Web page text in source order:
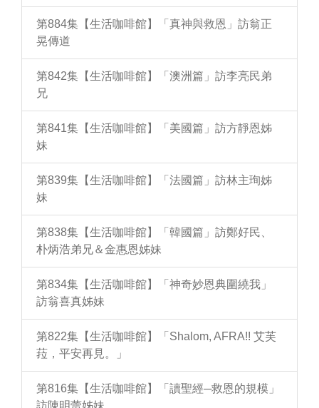
第884集【生活咖啡館】「真神與救恩」訪翁正
晃傳道
第842集【生活咖啡館】「澳洲篇」訪李亮民弟
兄
第841集【生活咖啡館】「美國篇」訪方靜恩姊
妹
第839集【生活咖啡館】「法國篇」訪林主珣姊
妹
第838集【生活咖啡館】「韓國篇」訪鄭好民、
朴炳浩弟兄＆金惠恩姊妹
第834集【生活咖啡館】「神奇妙恩典圍繞我」
訪翁喜真姊妹
第822集【生活咖啡館】「Shalom, AFRA!! 艾芙
菈，平安再見。」
第816集【生活咖啡館】「讀聖經─救恩的規模」
訪陳明蕾姊妹